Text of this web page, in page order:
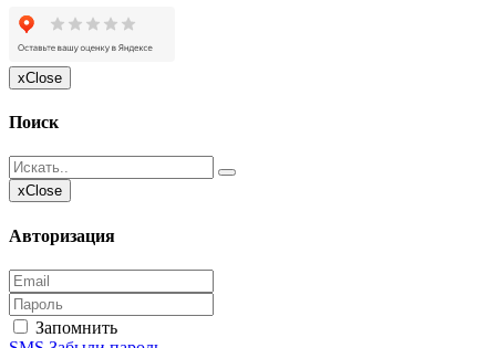
xClose
Поиск
xClose
Авторизация
Запомнить